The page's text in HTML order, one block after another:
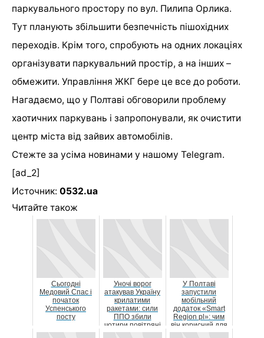
паркувального простору по вул. Пилипа Орлика.
Тут планують збільшити безпечність пішохідних
переходів. Крім того, спробують на одних локаціях
організувати паркувальний простір, а на інших –
обмежити. Управління ЖКГ бере це все до роботи.
Нагадаємо, що у Полтаві обговорили проблему
хаотичних паркувань і запропонували, як очистити
центр міста від зайвих автомобілів.
Стежте за усіма новинами у нашому Telegram.
[ad_2]
Источник: 0532.ua
Читайте також
Сьогодні
Медовий Спас і
початок
Успенського
посту
Уночі ворог
атакував Україну
крилатими
ракетами: сили
ППО збили
чотири повітряні
цілі
У Полтаві
запустили
мобільний
додаток «Smart
Region pl»: чим
він корисний для
громад